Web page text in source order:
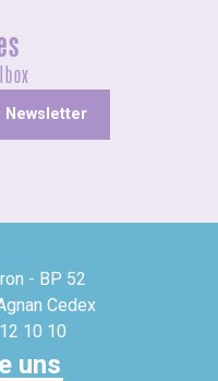
Newsletter
- BP 52
Cedex
10 10
uns